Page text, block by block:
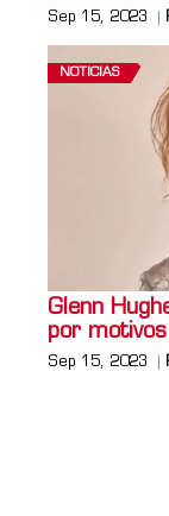
Sep 15, 2023
NOTICIAS
Glenn
por
Sep 15, 2023